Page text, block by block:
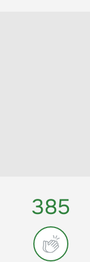
385